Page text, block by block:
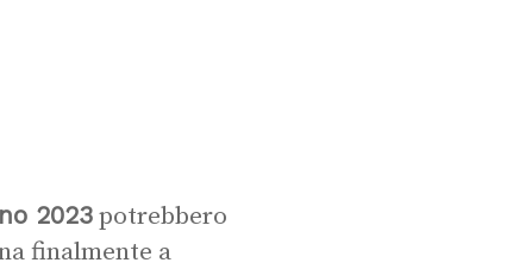
2023potrebbero
finalmente a